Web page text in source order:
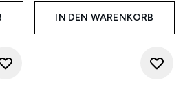
IN DEN WARENKORB